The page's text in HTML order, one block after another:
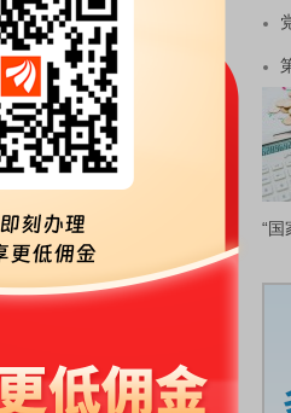
继续抬升。”中信建投
求终端将指向“新质生产
出了一骑绝尘的表现。
11月12日，跟踪中证细分
77.19%。另外，从上市
板块内的141家上市公司有
。受益于流动性宽松和供
估值提升的逻辑较强，供
“国